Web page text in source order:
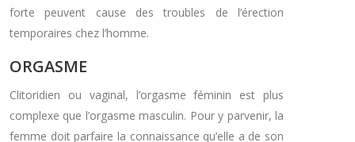
forte peuvent cause des troubles de l’érection
temporaires chez l’homme.
ORGASME
Clitoridien ou vaginal, l’orgasme féminin est plus
complexe que l’orgasme masculin. Pour y parvenir, la
femme doit parfaire la connaissance qu’elle a de son